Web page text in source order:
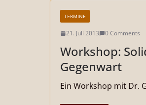
TERMINE
21. Juli 2013 0 Comments
Workshop:
Gegenwart
Ein Workshop mit Dr.